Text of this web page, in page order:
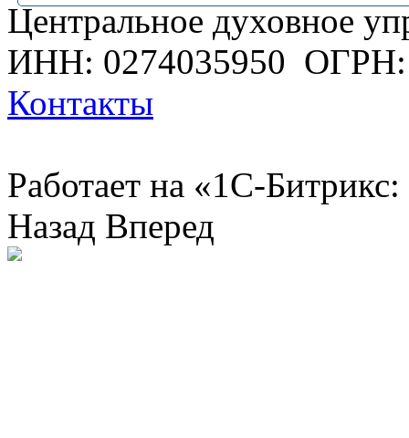
Центральное духовное
ИНН: 0274035950 ОГРН:
Контакты
Работает на «1С-
Назад Вперед